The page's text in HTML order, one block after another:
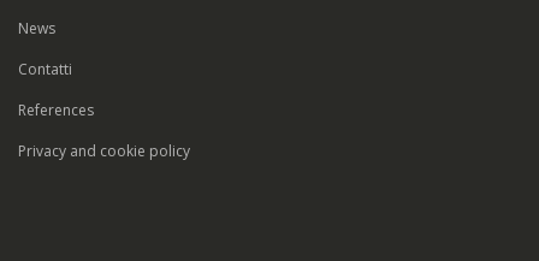
News
Contatti
References
Privacy and cookie policy